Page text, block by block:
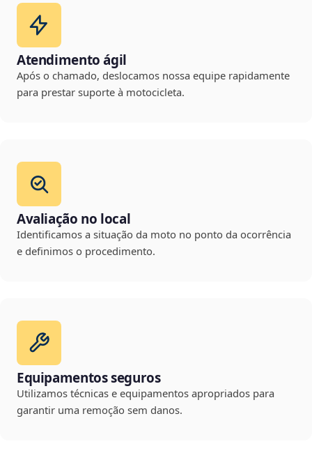
Atendimento ágil
Após o chamado, deslocamos nossa equipe rapidamente
para prestar suporte à motocicleta.
Avaliação no local
Identificamos a situação da moto no ponto da ocorrência
e definimos o procedimento.
Equipamentos seguros
Utilizamos técnicas e equipamentos apropriados para
garantir uma remoção sem danos.